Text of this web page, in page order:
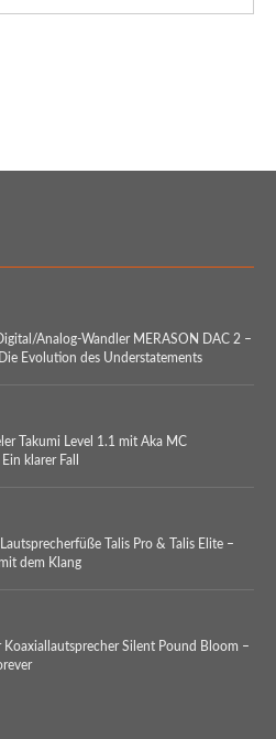
Analog-Wandler MERASON DAC 2 –
Evolution des Understatements
Takumi Level 1.1 mit Aka MC
klarer Fall
Talis Pro & Talis Elite –
dem Klang
Koaxiallautsprecher Silent Pound Bloom –